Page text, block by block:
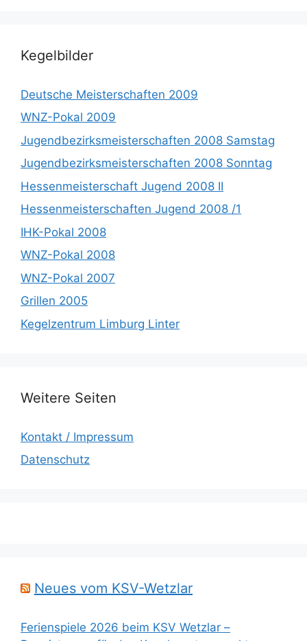
Kegelbilder
Deutsche Meisterschaften 2009
WNZ-Pokal 2009
Jugendbezirksmeisterschaften 2008 Samstag
Jugendbezirksmeisterschaften 2008 Sonntag
Hessenmeisterschaft Jugend 2008 II
Hessenmeisterschaften Jugend 2008 /1
IHK-Pokal 2008
WNZ-Pokal 2008
WNZ-Pokal 2007
Grillen 2005
Kegelzentrum Limburg Linter
Weitere Seiten
Kontakt / Impressum
Datenschutz
Neues vom KSV-Wetzlar
Ferienspiele 2026 beim KSV Wetzlar –